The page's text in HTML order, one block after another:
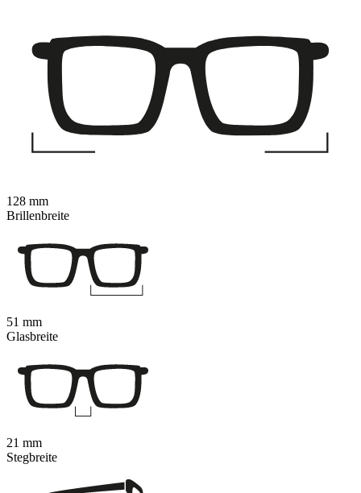
128 mm
Brillenbreite
51 mm
Glasbreite
21 mm
Stegbreite